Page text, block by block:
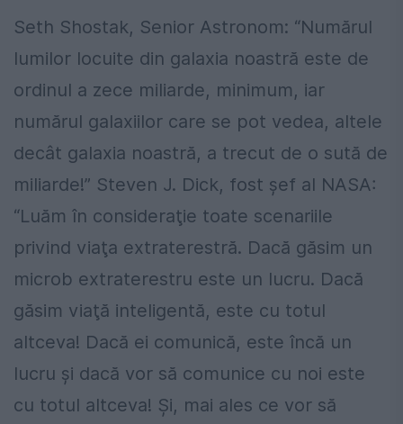
Seth Shostak, Senior Astronom: “Numărul
lumilor locuite din galaxia noastră este de
ordinul a zece miliarde, minimum, iar
numărul galaxiilor care se pot vedea, altele
decât galaxia noastră, a trecut de o sută de
miliarde!” Steven J. Dick, fost şef al NASA:
“Luăm în consideraţie toate scenariile
privind viaţa extraterestră. Dacă găsim un
microb extraterestru este un lucru. Dacă
găsim viaţă inteligentă, este cu totul
altceva! Dacă ei comunică, este încă un
lucru şi dacă vor să comunice cu noi este
cu totul altceva! Şi, mai ales ce vor să